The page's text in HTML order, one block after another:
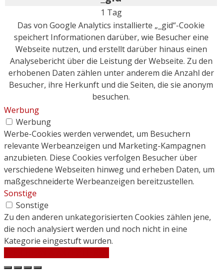
1 Tag
Das von Google Analytics installierte „_gid“-Cookie
speichert Informationen darüber, wie Besucher eine
Webseite nutzen, und erstellt darüber hinaus einen
Analysebericht über die Leistung der Webseite. Zu den
erhobenen Daten zählen unter anderem die Anzahl der
Besucher, ihre Herkunft und die Seiten, die sie anonym
besuchen.
Werbung
Werbung
Werbe-Cookies werden verwendet, um Besuchern
relevante Werbeanzeigen und Marketing-Kampagnen
anzubieten. Diese Cookies verfolgen Besucher über
verschiedene Webseiten hinweg und erheben Daten, um
maßgeschneiderte Werbeanzeigen bereitzustellen.
Sonstige
Sonstige
Zu den anderen unkategorisierten Cookies zählen jene,
die noch analysiert werden und noch nicht in eine
Kategorie eingestuft wurden.